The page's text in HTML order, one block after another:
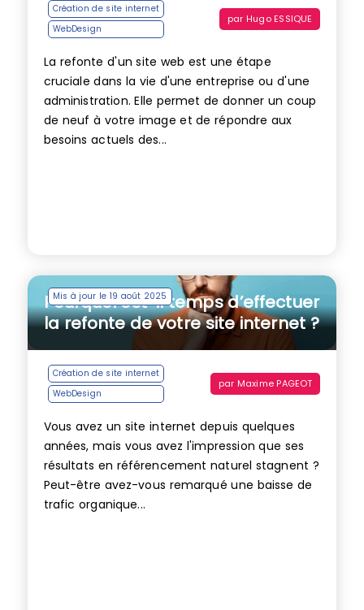
Création de site internet
WebDesign
par Hugo ESSIQUE
La refonte d'un site web est une étape
cruciale dans la vie d'une entreprise ou d'une
administration. Elle permet de donner un coup
de neuf à votre image et de répondre aux
besoins actuels des...
Mis à jour le 19 août 2025
Pourquoi est-il temps d’effectuer
la refonte de votre site internet ?
Création de site internet
WebDesign
par Maxime PAGEOT
Vous avez un site internet depuis quelques
années, mais vous avez l'impression que ses
résultats en référencement naturel stagnent ?
Peut-être avez-vous remarqué une baisse de
trafic organique...